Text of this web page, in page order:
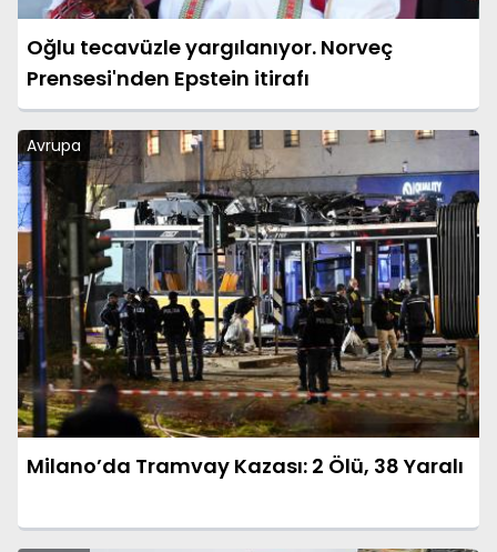
Oğlu tecavüzle yargılanıyor. Norveç
Prensesi'nden Epstein itirafı
Avrupa
Milano’da Tramvay Kazası: 2 Ölü, 38 Yaralı